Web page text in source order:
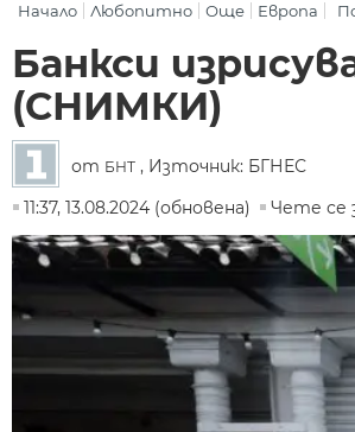
Начало Любопитно Още Европа
Банкси
(СНИМКИ)
от БНТ , Източник: БГНЕС
11:37, 13.08.2024 (обновена)
Чете се